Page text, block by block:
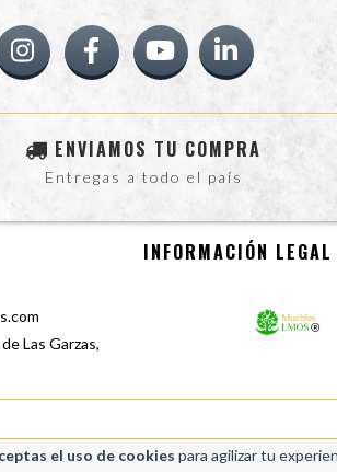
el uso de cookies para agilizar tu
ENVIAMOS TU COMPRA
Entregas a todo el país
Las Garzas,
INFORMACIÓN LEGAL